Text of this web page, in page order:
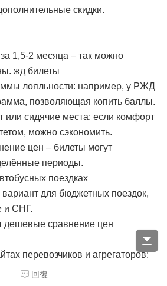
скидки.
1,5-2 месяца – так можно
жд билеты
лояльности: например, у РЖД
позволяющая копить баллы.
или сидячие места: если комфорт
можно сэкономить.
цен – билеты могут
периоды.
поездках
для бюджетных поездок,
и СНГ.
дешевые сравнение цен
перевозчиков и агрегаторов:
Bus.сервис сравнения цен на
回復